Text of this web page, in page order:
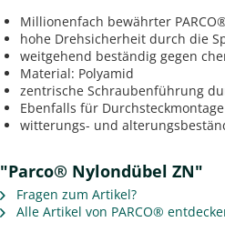
Millionenfach bewährter
hohe Drehsicherheit durch die
weitgehend beständig gegen
Material: Polyamid
zentrische Schraubenführung
Ebenfalls für
witterungs- und
"Parco® Nylondübel ZN"
Fragen zum Artikel?
Alle Artikel von PARCO®